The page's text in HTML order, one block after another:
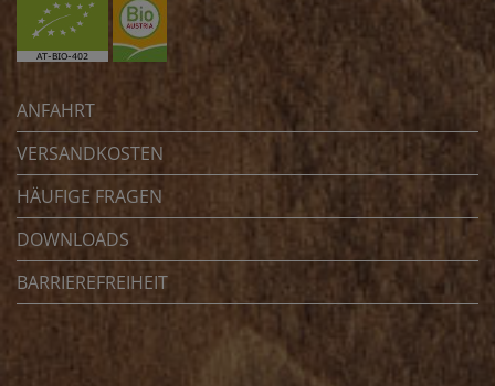
ANFAHRT
VERSANDKOSTEN
HÄUFIGE FRAGEN
DOWNLOADS
BARRIEREFREIHEIT